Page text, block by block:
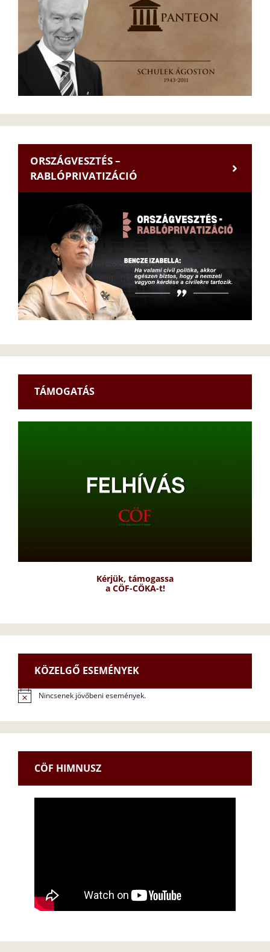
ORSZÁGVESZTÉS –
RABLÓPRIVATIZÁCIÓ
TÁMOGATÁS
Kérjük, támogassa
a CÖF-CÖKA-t!
KÖZELGŐ ESEMÉNYEK
N
Nincsenek jövőbeni események.
CÖF HIMNUSZ